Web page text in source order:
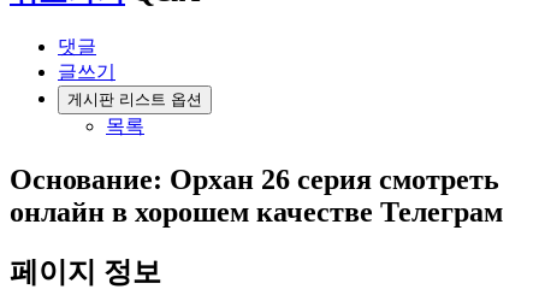
댓글
글쓰기
게시판 리스트 옵션
목록
Основание: Орхан 26 серия смотреть
онлайн в хорошем качестве Телеграм
페이지 정보